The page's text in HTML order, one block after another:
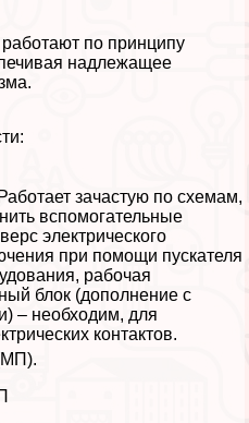
по принципу
надлежащее
зачастую по схемам,
вспомогательные
электрического
при помощи пускателя
рабочая
блок (дополнение с
– необходим, для
контактов.